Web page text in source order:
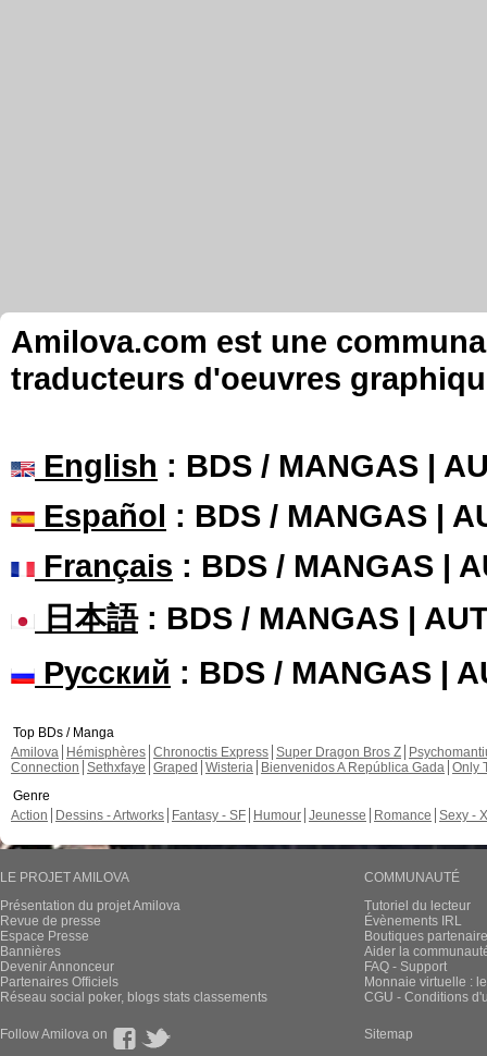
Amilova.com est une
traducteurs d'oeuvres
English : BDS / MANGAS |
Español : BDS / MANGAS |
Français : BDS / MANGAS |
日本語: BDS / MANGAS |
Русский : BDS / MANGAS |
Top BDs / Manga
Amilova
Hémisphères Chronoctis Express Super Dragon Bros Z
Connection Sethxfaye Graped Wisteria Bienvenidos A República Gada Only
Genre
Action
Dessins - Artworks Fantasy - SF Humour Jeunesse Romance Sexy -
LE PROJET AMILOVA
Présentation du projet Amilova
Revue de presse
Espace Presse
Bannières
Devenir Annonceur
Partenaires Officiels
Réseau social poker, blogs stats classements
COMMUNAUTÉ
Tutoriel du lecteur
Évènements IRL
Boutiques
Aider la
FAQ - Support
Monnaie virtuelle :
CGU - Conditions
Follow Amilova on Sitemap